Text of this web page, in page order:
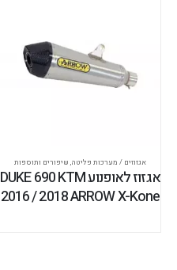
אגזוזים / מערכות פליטה, שיפורים ותוספות
אגזוז לאופנוע DUKE 690 KTM
2016 / 2018 ARROW X-Kone